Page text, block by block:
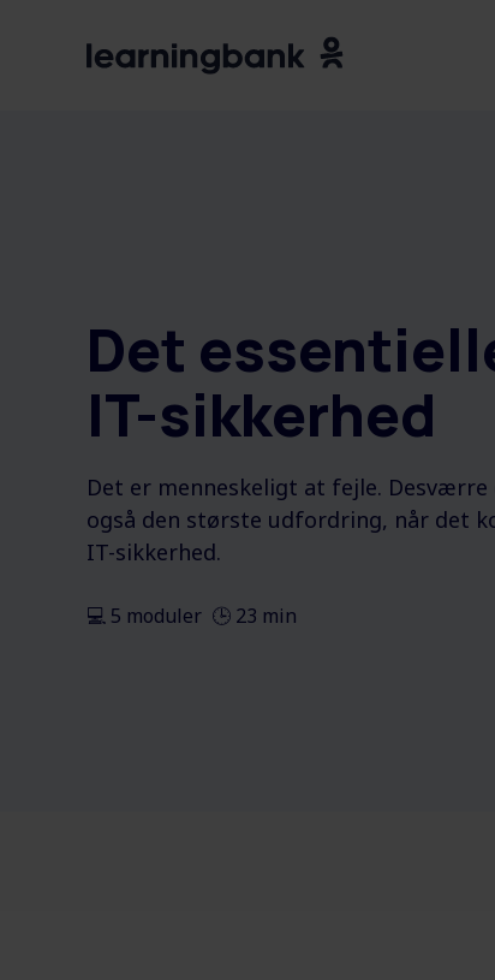
Det
IT-sikkerhed
Det er menneskeligt at fejle. Desværre
også den største udfordring, når det
IT-sikkerhed.
💻 5 moduler 🕒 23 min